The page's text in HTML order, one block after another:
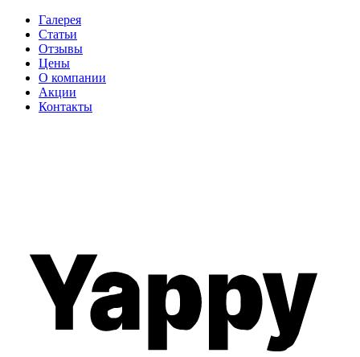
Галерея
Статьи
Отзывы
Цены
О компании
Акции
Контакты